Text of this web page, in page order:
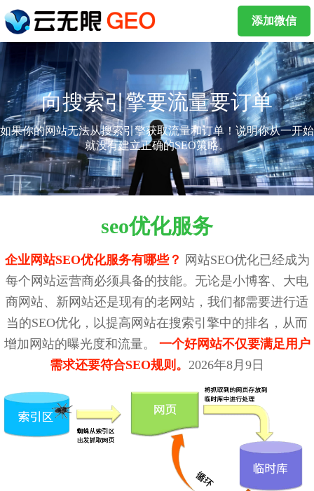
添加微信
向搜索引擎要流量要订单
如果你的网站无法从搜索引擎获取流量和订单！说明你从一开始
就没有建立正确的SEO策略。
seo优化服务
企业网站SEO优化服务有哪些？ 网站SEO优化已经成为
每个网站运营商必须具备的技能。无论是小博客、大电
商网站、新网站还是现有的老网站，我们都需要进行适
当的SEO优化，以提高网站在搜索引擎中的排名，从而
增加网站的曝光度和流量。 一个好网站不仅要满足用户
需求还要符合SEO规则。 2026年8月9日